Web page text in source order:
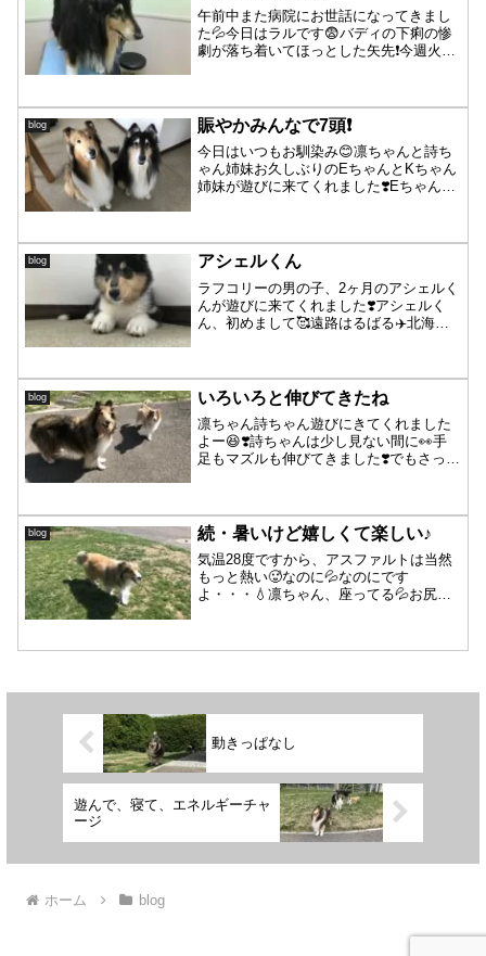
午前中また病院にお世話になってきまし
た💦今日はラルです😨バディの下痢の惨
劇が落ち着いてほっとした矢先❗️今週火曜
過ぎ？？と様子を見ること2日後、下痢は
随分良くなってき...
blog 賑やかみんなで7頭❗️
今日はいつもお馴染み😊凛ちゃんと詩ち
ゃん姉妹お久しぶりのEちゃんとKちゃん
姉妹が遊びに来てくれました❣️Eちゃんは
るとのことですが、元気なお顔を見るこ
とができて嬉しか...
blog アシェルくん
ラフコリーの男の子、2ヶ月のアシェルく
んが遊びに来てくれました❣️アシェルく
ん、初めまして🥰遠路はるばる✈️北海道
一員となって1週間とのことでしたが〜ロ
ッティお兄ち...
blog いろいろと伸びてきたね
凛ちゃん詩ちゃん遊びにきてくれました
よー😆❣️詩ちゃんは少し見ない間に👀手
足もマズルも伸びてきました❣️でもさっと
ャの文句で始ま...
blog 続・暑いけど嬉しくて楽しい♪
気温28度ですから、アスファルトは当然
もっと熱い🥵なのに💦なのにです
よ・・・💧凛ちゃん、座ってる💦お尻も
ん・・・熱くないの⁉️いやいやいやいや熱
動きっぱなし
遊んで、寝て、エネルギーチャ
ージ
ホーム blog